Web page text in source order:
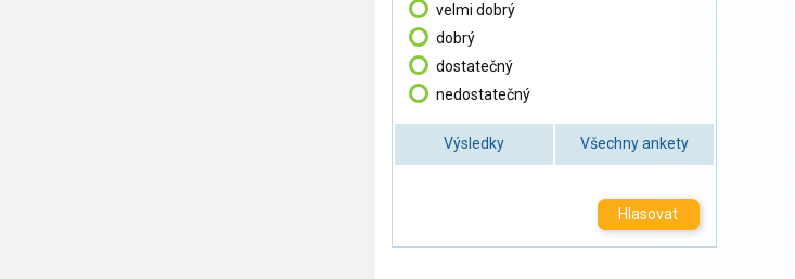
velmi dobrý
dobrý
dostatečný
nedostatečný
Výsledky Všechny ankety
Hlasovat